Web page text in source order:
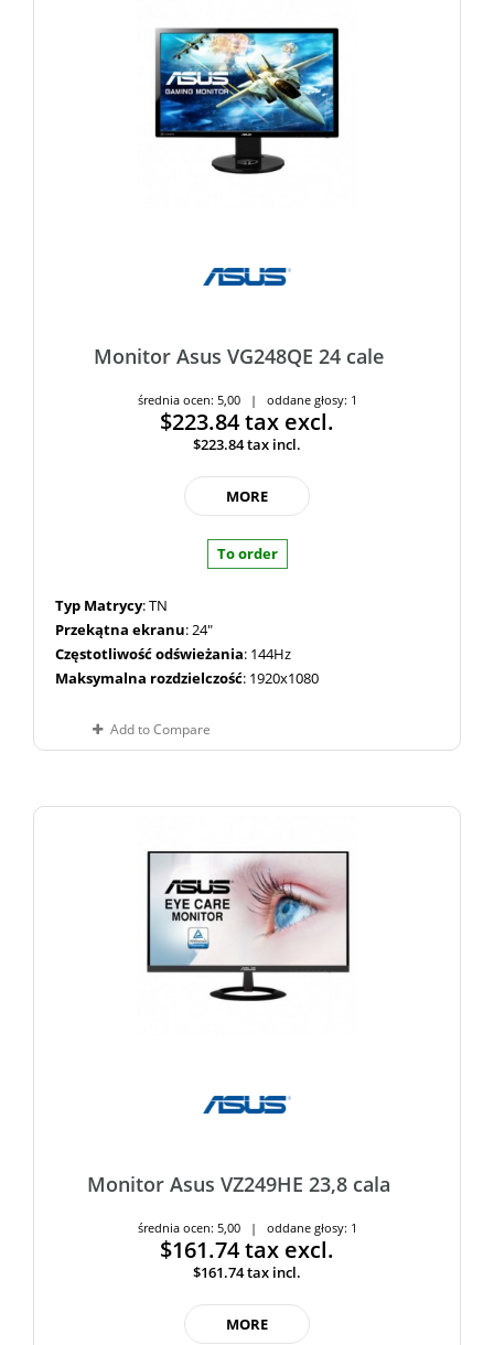
Monitor Asus VG248QE 24 cale
średnia ocen: 5,00 | oddane głosy: 1
$223.84tax excl.
$223.84tax incl.
MORE
To order
Typ Matrycy: TN
Przekątna ekranu: 24"
Częstotliwość odświeżania: 144Hz
Maksymalna rozdzielczość: 1920x1080
Add to Compare
Monitor Asus VZ249HE 23,8 cala
średnia ocen: 5,00 | oddane głosy: 1
$161.74tax excl.
$161.74tax incl.
MORE